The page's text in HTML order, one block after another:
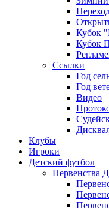
Кубок
Кубок
Ссылки
Год
Год
Видео
Клубы
Игроки
Детский футбол